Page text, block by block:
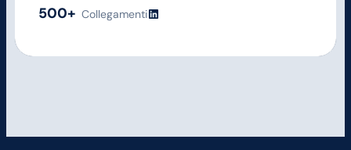
500+ CollegamentiLinkedIn